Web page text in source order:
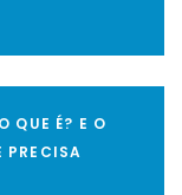
QUE É? E O
PRECISA